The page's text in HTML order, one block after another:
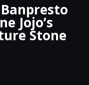
Jojo’s
Stone